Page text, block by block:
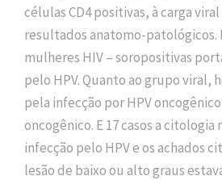
células CD4 positivas, à carga
resultados anatomo-patológicos.
mulheres HIV – soropositivas
pelo HPV. Quanto ao grupo viral,
pela infecção por HPV
oncogênico. E 17 casos a citologia
infecção pelo HPV e os achados
lesão de baixo ou alto graus